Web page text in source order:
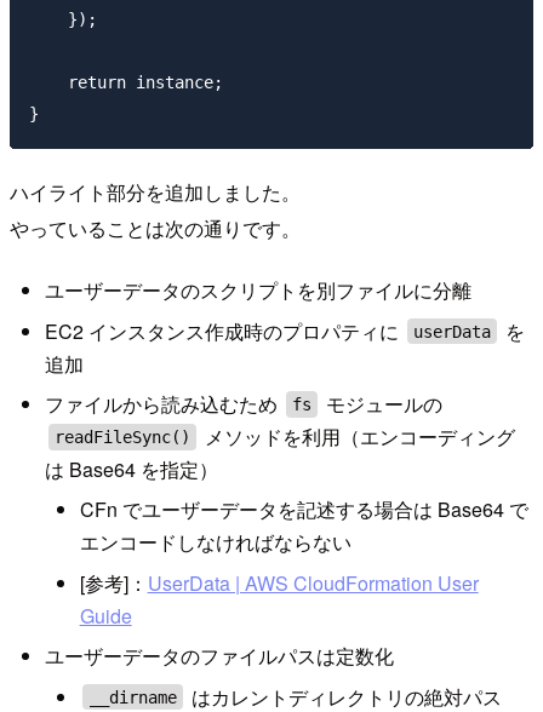
    });
    return instance;
ハイライト部分を追加しました。
やっていることは次の通りです。
ユーザーデータのスクリプトを別ファイルに分離
EC2 インスタンス作成時のプロパティに
userData
を
追加
ファイルから読み込むため
fs モジュールの
readFileSync()
メソッドを利用（エンコーディング
は Base64 を指定）
CFn でユーザーデータを記述する場合は Base64 で
エンコードしなければならない
[参考]： UserData | AWS CloudFormation User
Guide
ユーザーデータのファイルパスは定数化
__dirname
はカレントディレクトリの絶対パス